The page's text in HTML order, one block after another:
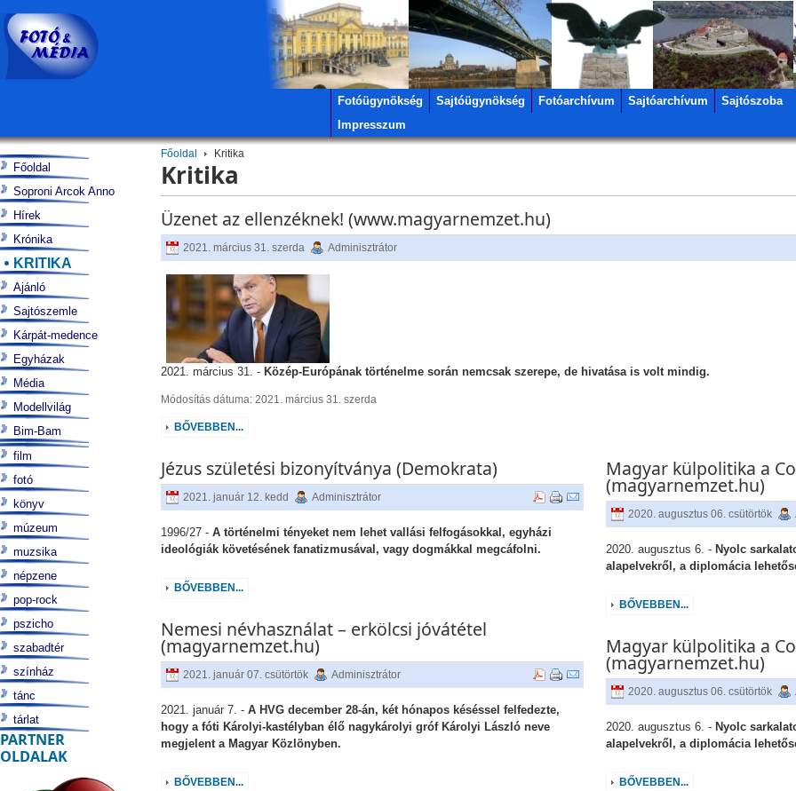
Fotóügynökség Sajtóügynökség Fotóarchívum Sajtóarchívum
Sajtószoba
Impresszum
Főoldal Kritika
Kritika
Üzenet az ellenzéknek! (www.magyarnemzet.hu)
2021. március 31. szerda Adminisztrátor
2021. március 31. - Közép-Európának történelme során nemcsak szerepe, de hivatása is volt mindig.
Módosítás dátuma: 2021. március 31. szerda
BŐVEBBEN...
Jézus születési bizonyítványa (Demokrata)
2021. január 12. kedd Adminisztrátor
1996/27 -A történelmi tényeket nem lehet vallási felfogásokkal, egyházi
ideológiák követésének fanatizmusával, vagy dogmákkal megcáfolni.
BŐVEBBEN...
Nemesi névhasználat – erkölcsi jóvátétel
(magyarnemzet.hu)
2021. január 07. csütörtök Adminisztrátor
2021. január 7. -A HVG december 28-án, két hónapos késéssel felfedezte,
hogy a fóti Károlyi-kastélyban élő nagykárolyi gróf Károlyi László neve
megjelent a Magyar Közlönyben.
BŐVEBBEN...
Magyar külpolitika a
(magyarnemzet.hu)
2020. augusztus 06. csütörtök
2020. augusztus 6. - Nyolc
alapelvekről, a diplomácia
BŐVEBBEN...
Magyar külpolitika a
(magyarnemzet.hu)
2020. augusztus 06. csütörtök
2020. augusztus 6. - Nyolc
alapelvekről, a diplomácia
BŐVEBBEN...
Főoldal
Soproni Arcok Anno
Hírek
Krónika
KRITIKA
Ajánló
Sajtószemle
Kárpát-medence
Egyházak
Média
Modellvilág
Bim-Bam
film
fotó
könyv
múzeum
muzsika
népzene
pop-rock
pszicho
szabadtér
színház
tánc
tárlat
PARTNER
OLDALAK